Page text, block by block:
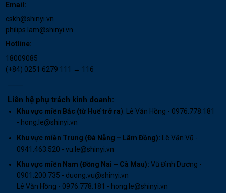
Email:
cskh@shinyi.vn
philips.lam@shinyi.vn
Hotline:
18009085
(+84) 0251 6279 111 → 116
Liên hệ phụ trách kinh doanh:
Khu vực miền Bắc (từ Huế trở ra): Lê Văn Hồng - 0976.778.181
- hong.le@shinyi.vn
Khu vực miền Trung (Đà Nẵng – Lâm Đồng): Lê Văn Vũ -
0941.463.520 - vu.le@shinyi.vn
Khu vực miền Nam (Đồng Nai – Cà Mau): Vũ Đình Dương -
0901.200.735 - duong.vu@shinyi.vn
Lê Văn Hồng - 0976.778.181 - hong.le@shinyi.vn